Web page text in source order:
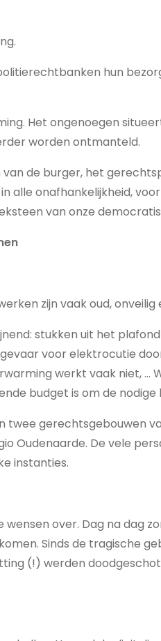
hun
Het ongenoegen
worden ontmanteld.
de burger, het
onafhankelijkheid,
van onze
zijn vaak oud, onveilig
stukken uit het
voor elektrocutie
werkt vaak niet, …
budget is om de nodige
twee gerechtsgebouwen
Oudenaarde. De vele
instanties.
over. Dag na dag
Sinds de tragische
(!) werden